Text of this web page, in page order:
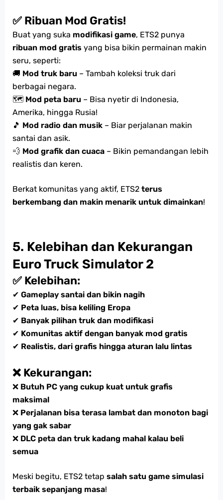
✅ Ribuan Mod Gratis!
Buat yang suka modifikasi game, ETS2 punya
ribuan mod gratis yang bisa bikin permainan makin
seru, seperti:
🚚 Mod truk baru – Tambah koleksi truk dari
berbagai negara.
🗺 Mod peta baru – Bisa nyetir di Indonesia,
Amerika, hingga Rusia!
🎵 Mod radio dan musik – Biar perjalanan makin
santai dan asik.
💨 Mod grafik dan cuaca – Bikin pemandangan lebih
realistis dan keren.
Berkat komunitas yang aktif, ETS2 terus
berkembang dan makin menarik untuk dimainkan!
5. Kelebihan dan Kekurangan
Euro Truck Simulator 2
✅ Kelebihan:
✔ Gameplay santai dan bikin nagih
✔ Peta luas, bisa keliling Eropa
✔ Banyak pilihan truk dan modifikasi
✔ Komunitas aktif dengan banyak mod gratis
✔ Realistis, dari grafis hingga aturan lalu lintas
❌ Kekurangan:
❌ Butuh PC yang cukup kuat untuk grafis
maksimal
❌ Perjalanan bisa terasa lambat dan monoton bagi
yang gak sabar
❌ DLC peta dan truk kadang mahal kalau beli
semua
Meski begitu, ETS2 tetap salah satu game simulasi
terbaik sepanjang masa!